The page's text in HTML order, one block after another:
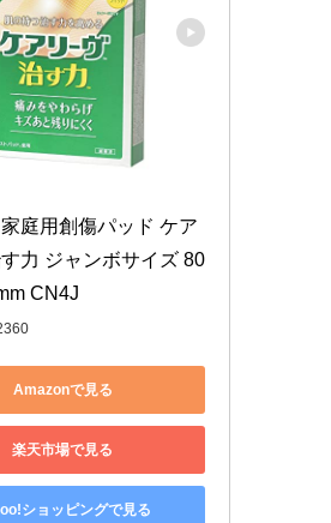
庭用創傷パッド ケア
力 ジャンボサイズ 80
CN4J
Amazonで見る
楽天市場で見る
ショッピングで見る